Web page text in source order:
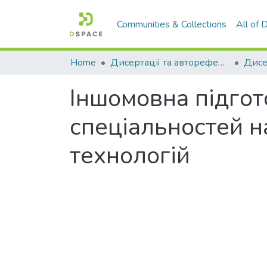
Communities & Collections All of
Home Дисертації та автореферати дисертацій
Іншомовна
спеціальностей
технологій